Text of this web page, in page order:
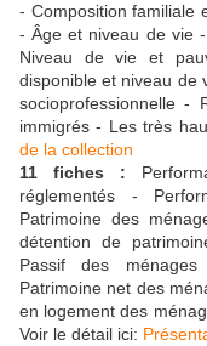
- Composition familiale
- Âge et niveau de vie
Niveau de vie et
disponible et niveau de
socioprofessionnelle -
immigrés - Les très
de la collection
11 fiches :
réglementés -
Patrimoine des
détention de
Passif des
Patrimoine net des
en logement des
Voir le détail ici: